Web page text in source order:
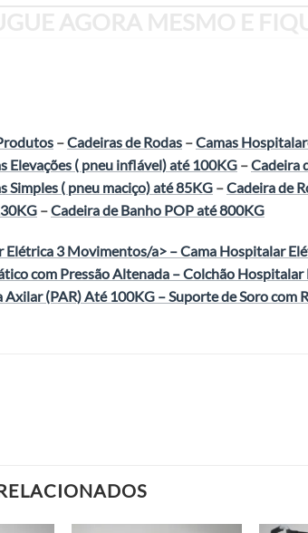
–Cadeiras de Rodas –Camas
Elevações ( pneu inflável) até 100KG –Cadeira
Simples ( pneu maciço) até 85KG –Cadeira de
–Cadeira de Banho POP até 800KG
Elétrica 3 Movimentos/a> –Cama Hospitalar
com Pressão Altenada –Colchão Hospitalar
Axilar (PAR) Até 100KG –Suporte de Soro com